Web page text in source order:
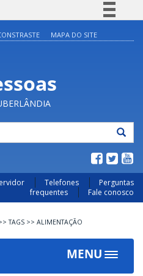
Acesso à informação
Legislação
Canais
MAPA DO SITE
Telefones
Perguntas
frequentes
Fale conosco
TAGS >> ALIMENTAÇÃO
MENU
Toggle